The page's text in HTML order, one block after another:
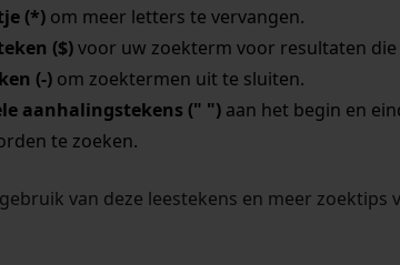
(*)om meer letters te vervangen.
($)voor uw zoekterm voor resultaten die
(-)om zoektermen uit te sluiten.
aanhalingstekens (" ")aan het begin en
te zoeken.
van deze leestekens en meer zoektips